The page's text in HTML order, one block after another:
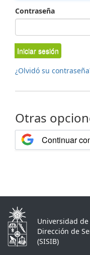
Contraseña
Iniciar sesión
¿Olvidó su
Otras
Continuar
Universidad
Dirección de
(SISIB)